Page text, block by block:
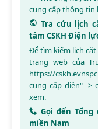
cung cấp thông tin
Tra cứu lịch
tâm CSKH Điện
Để tìm kiếm lịch
trang web của
https://
cung cấp điện" ->
xem.
Gọi đến
miền Nam